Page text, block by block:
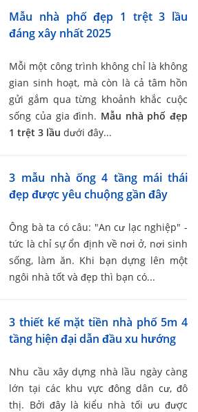
Mẫu nhà phố đẹp 1 trệt 3 lầu
đáng xây nhất 2025
Mỗi một công trình không chỉ là không
gian sinh hoạt, mà còn là cả tâm hồn
gửi gắm qua từng khoảnh khắc cuộc
sống của gia đình. Mẫu nhà phố đẹp
1 trệt 3 lầu dưới đây...
3 mẫu nhà ống 4 tầng mái thái
đẹp được yêu chuộng gần đây
Ông bà ta có câu: "An cư lạc nghiệp" -
tức là chỉ sự ổn định về nơi ở, nơi sinh
sống, làm ăn. Khi bạn dựng lên một
ngôi nhà tốt và đẹp thì bạn có...
3 thiết kế mặt tiền nhà phố 5m 4
tầng hiện đại dẫn đầu xu hướng
Nhu cầu xây dựng nhà lầu ngày càng
lớn tại các khu vực đông dân cư, đô
thị. Bởi đây là kiểu nhà tối ưu được